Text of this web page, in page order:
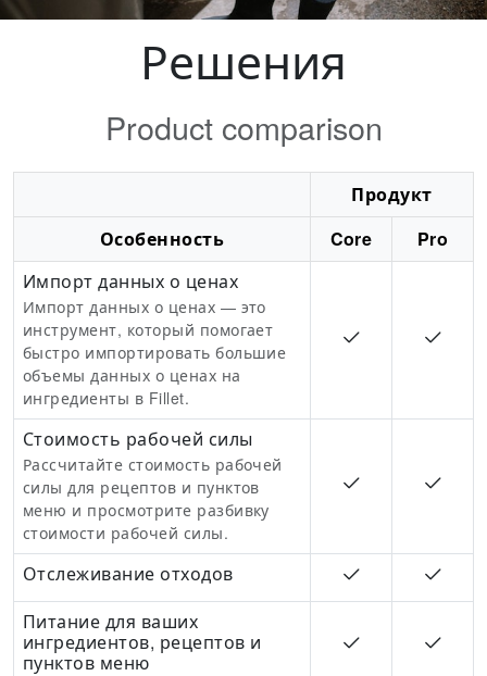
Решения
Product comparison
Продукт
Особенность
Core
Pro
Импорт данных о ценах
Импорт данных о ценах — это
инструмент, который помогает
быстро импортировать большие
объемы данных о ценах на
ингредиенты в Fillet.
Стоимость рабочей силы
Рассчитайте стоимость рабочей
силы для рецептов и пунктов
меню и просмотрите разбивку
стоимости рабочей силы.
Отслеживание отходов
Питание для ваших
ингредиентов, рецептов и
пунктов меню